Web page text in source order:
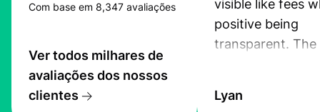
Com base em 8,347 avaliações
Ver todos milhares de
avaliações dos nossos
clientes
visible like fees
positive being
transparent. The
the exchange
Lyan